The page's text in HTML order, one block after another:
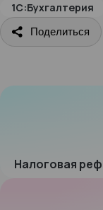
1С:Бухгалтерия
Поделиться
Налоговая